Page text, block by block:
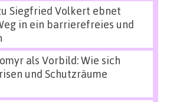
Siegfried Volkert ebnet
in ein barrierefreies und
als Vorbild: Wie sich
und Schutzräume